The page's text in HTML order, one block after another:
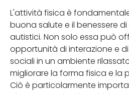
L'attività fisica è
buona salute e il benessere
autistici. Non solo essa può
opportunità di interazione e
sociali in un ambiente
migliorare la forma fisica e la
Ciò è particolarmente